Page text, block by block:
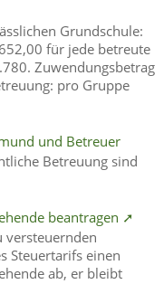
Grundschule:
für jede betreute
Zuwendungsbetrag
pro Gruppe
und Betreuer
Betreuung sind
beantragen ➚
versteuernden
Steuertarifs einen
ab, er bleibt